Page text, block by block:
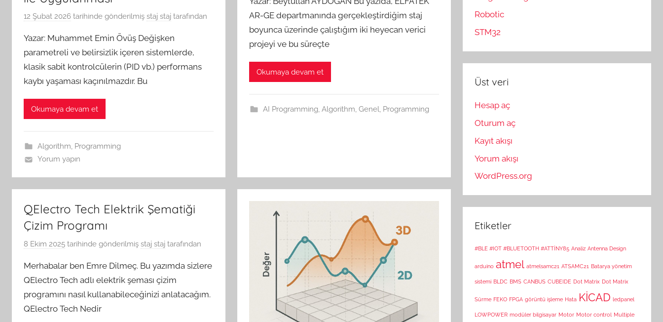
12 Şubat 2026 tarihinde gönderilmiş staj staj tarafından
Yazar: Muhammet Emin Övüş Değişken
parametreli ve belirsizlik içeren sistemlerde,
klasik sabit kontrolcülerin (PID vb.) performans
kaybı yaşaması kaçınılmazdır. Bu
Okumaya devam et
Algorithm, Programming
Yorum yapın
AR-GE departmanında gerçekleştirdiğim staj
boyunca üzerinde çalıştığım iki heyecan verici
projeyi ve bu süreçte
Okumaya devam et
AI Programming, Algorithm, Genel, Programming
QElectro Tech Elektrik Şematiği
Çizim Programı
8 Ekim 2025 tarihinde gönderilmiş staj staj tarafından
Merhabalar ben Emre Dilmeç. Bu yazımda sizlere
QElectro Tech adlı elektrik şeması çizim
programını nasıl kullanabileceğinizi anlatacağım.
QElectro Tech Nedir
Robotic
STM32
Üst veri
Hesap aç
Oturum aç
Kayıt akışı
Yorum akışı
WordPress.org
Etiketler
#BLE #IOT #BLUETOOTH #ATTİNY85 Analiz Antenna Design
arduino atmel atmelsamc21 ATSAMC21 Batarya yönetim
sistemi BLDC BMS CANBUS CUBEIDE Dot Matrix Dot Matrix
Sürme FEKO FPGA görüntü işleme Hata KİCAD ledpanel
LOWPOWER modüler bilgisayar Motor Motor control Multiple